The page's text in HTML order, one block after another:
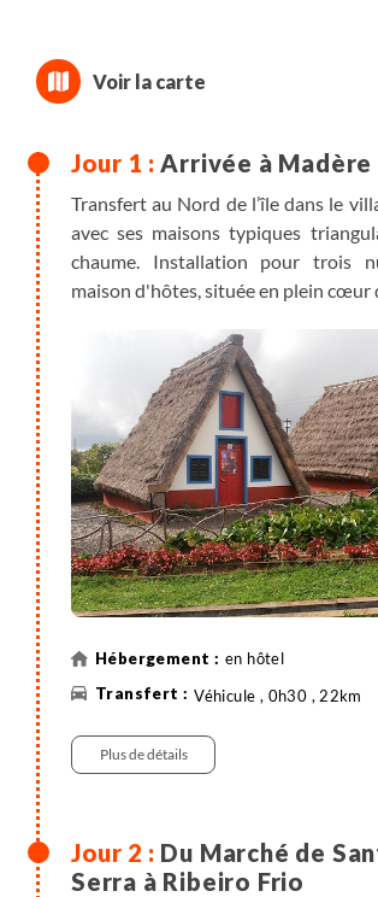
Arrivée à Madère
Transfert au Nord de l’île dans le
avec ses maisons typiques
chaume. Installation pour trois
maison d'hôtes, située en plein cœur
en hôtel
Véhicule , 0h30 , 22km
Plus de détails
Du Marché de
Serra à Ribeiro Frio